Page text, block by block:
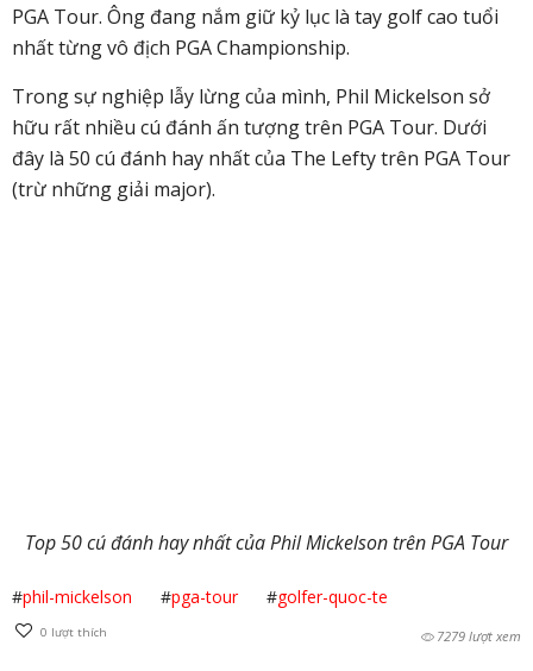
PGA Tour. Ông đang nắm giữ kỷ lục là tay golf cao tuổi
nhất từng vô địch PGA Championship.
Trong sự nghiệp lẫy lừng của mình, Phil Mickelson sở
hữu rất nhiều cú đánh ấn tượng trên PGA Tour. Dưới
đây là 50 cú đánh hay nhất của The Lefty trên PGA Tour
(trừ những giải major).
Top 50 cú đánh hay nhất của Phil Mickelson trên PGA Tour
#phil-mickelson #pga-tour #golfer-quoc-te
0 lượt thích 7279 lượt xem